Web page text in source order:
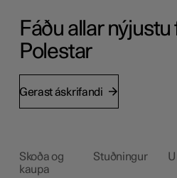
Fáðu allar
Polestar
Gerast áskrifandi
Skoða og
kaupa
Stuðningur